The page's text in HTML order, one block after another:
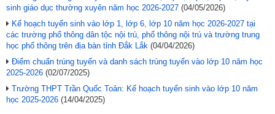
sinh giáo dục thường xuyên năm học 2026-2027 (04/05/2026)
Kế hoạch tuyển sinh vào lớp 1, lớp 6, lớp 10 năm học 2026-2027 tại
các trường phổ thông dân tộc nội trú, phổ thông nội trú và trường trung
học phổ thông trên địa bàn tỉnh Đắk Lắk (04/04/2026)
Điểm chuẩn trúng tuyển và danh sách trúng tuyển vào lớp 10 năm học
2025-2026 (02/07/2025)
Trường THPT Trần Quốc Toản: Kế hoạch tuyển sinh vào lớp 10 năm
học 2025-2026 (14/04/2025)